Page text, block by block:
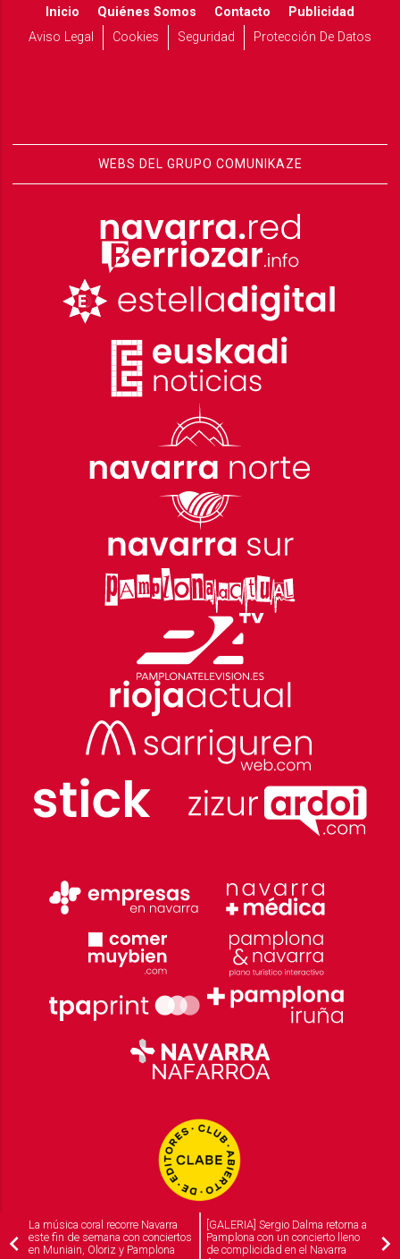
Inicio Quiénes Somos Contacto
Publicidad
Aviso Legal
Cookies Seguridad Protección De Datos
WEBS DEL GRUPO COMUNIKAZE
La música coral recorre Navarra
este fin de semana con conciertos
en Muniain, Oloriz y Pamplona
[GALERIA] Sergio Dalma retorna a
Pamplona con un concierto lleno
de complicidad en el Navarra